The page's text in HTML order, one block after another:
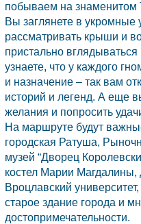
побываем на знаменитом
Вы заглянете в укромные
рассматривать крыши и
пристально
узнаете, что у каждого
и назначение – так вам
историй и легенд. А еще
желания и попросить
На маршруте будут
городская Ратуша,
музей “Дворец
костел Марии Магдалины,
Вроцлавский
старое здание города и
достопримечательности.